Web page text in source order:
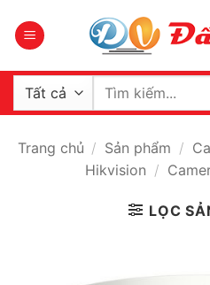
qua
dung
Tìm
Trang chủ / Sản phẩm /
Hikvision /
LỌC